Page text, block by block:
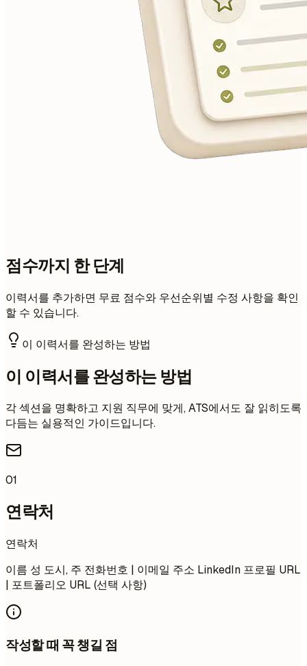
점수까지 한 단계
이력서를 추가하면 무료 점수와 우선순위별 수정 사항을 확인
할 수 있습니다.
이 이력서를 완성하는 방법
이 이력서를 완성하는 방법
각 섹션을 명확하고 지원 직무에 맞게, ATS에서도 잘 읽히도록
다듬는 실용적인 가이드입니다.
01
연락처
연락처
이름 성 도시, 주 전화번호 | 이메일 주소 LinkedIn 프로필 URL
| 포트폴리오 URL (선택 사항)
작성할 때 꼭 챙길 점